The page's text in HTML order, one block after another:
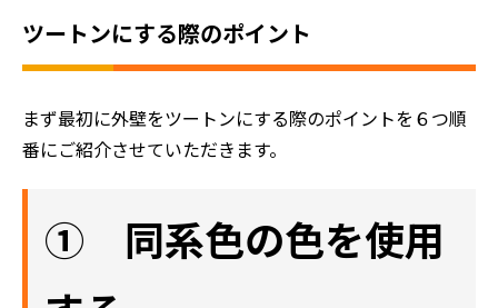
ツートンにする際のポイント
まず最初に外壁をツートンにする際のポイントを６つ順
番にご紹介させていただきます。
① 同系色の色を使用